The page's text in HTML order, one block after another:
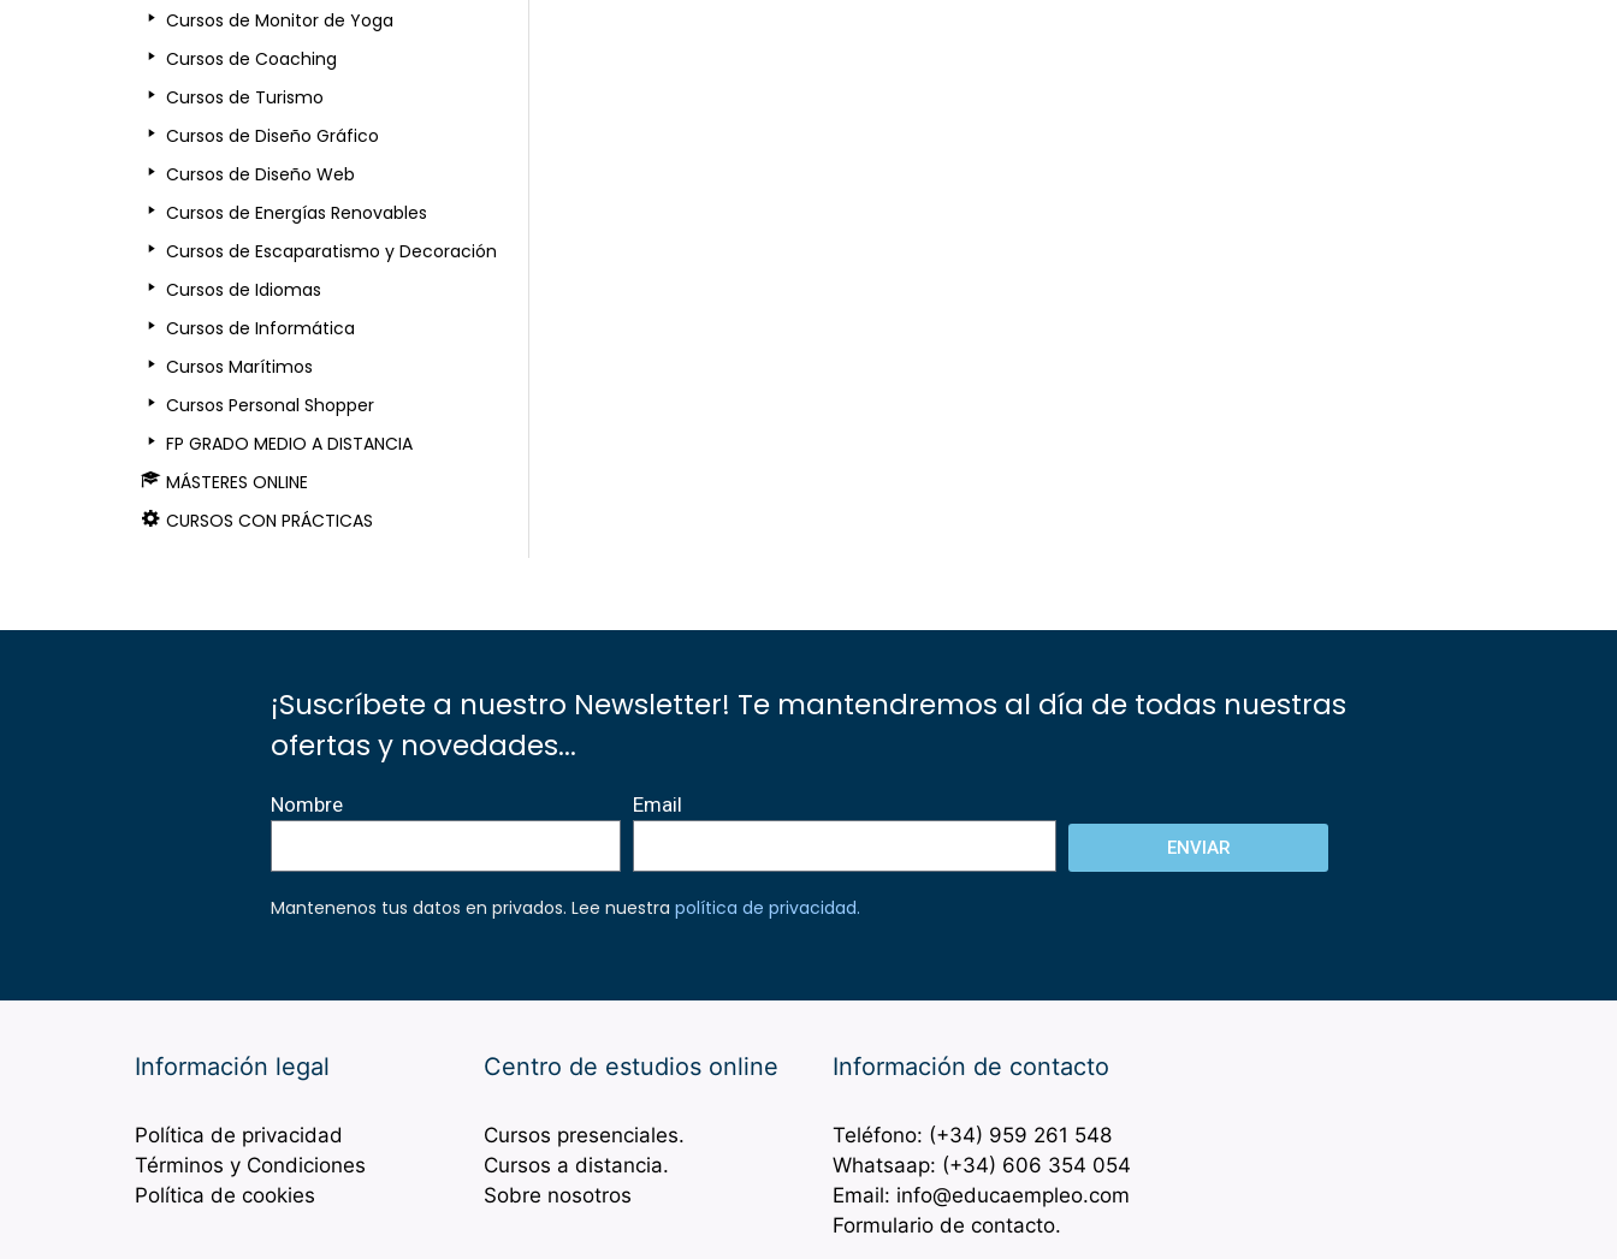
Cursos de Monitor de Yoga
Cursos de Coaching
Cursos de Turismo
Cursos de Diseño Gráfico
Cursos de Diseño Web
Cursos de Energías Renovables
Cursos de Escaparatismo y Decoración
Cursos de Idiomas
Cursos de Informática
Cursos Marítimos
Cursos Personal Shopper
FP GRADO MEDIO A DISTANCIA
MÁSTERES ONLINE
CURSOS CON PRÁCTICAS
¡Suscríbete a nuestro Newsletter! Te mantendremos al día de todas nuestras
ofertas y novedades...
Nombre Email
ENVIAR
Mantenenos tus datos en privados. Lee nuestra política de privacidad.
Información legal
Política de privacidad
Términos y Condiciones
Política de cookies
Centro de estudios online
Cursos presenciales.
Cursos a distancia.
Sobre nosotros
Información de contacto
Teléfono: (+34) 959 261 548
Whatsaap: (+34) 606 354 054
Email: info@educaempleo.com
Formulario de contacto.